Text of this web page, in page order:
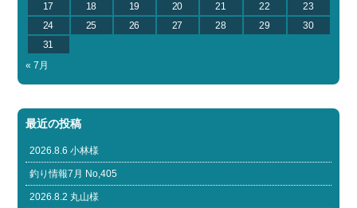
17
18 19 20 21 22
23
24
25 26 27 28 29
30
31
« 7月
最近の投稿
2026.8.6 小林様
釣り情報7月 No,405
2026.8.2 丸山様